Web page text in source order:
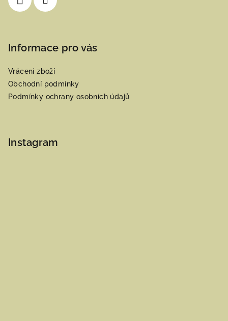
Informace pro vás
Vrácení zboží
Obchodní podmínky
Podmínky ochrany osobních údajů
Instagram